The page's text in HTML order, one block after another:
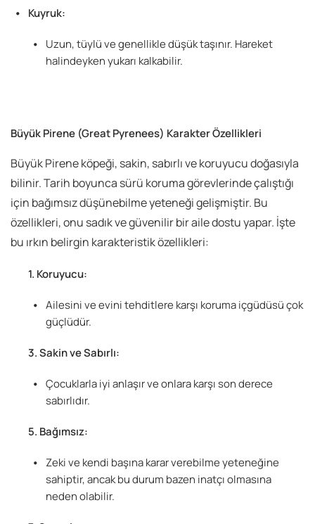
Kuyruk:
Uzun, tüylü ve genellikle düşük taşınır. Hareket
halindeyken yukarı kalkabilir.
Büyük Pirene (Great Pyrenees) Karakter Özellikleri
Büyük Pirene köpeği, sakin, sabırlı ve koruyucu doğasıyla
bilinir. Tarih boyunca sürü koruma görevlerinde çalıştığı
için bağımsız düşünebilme yeteneği gelişmiştir. Bu
özellikleri, onu sadık ve güvenilir bir aile dostu yapar. İşte
bu ırkın belirgin karakteristik özellikleri:
Koruyucu:
Ailesini ve evini tehditlere karşı koruma içgüdüsü çok
güçlüdür.
Sakin ve Sabırlı:
Çocuklarla iyi anlaşır ve onlara karşı son derece
sabırlıdır.
Bağımsız:
Zeki ve kendi başına karar verebilme yeteneğine
sahiptir, ancak bu durum bazen inatçı olmasına
neden olabilir.